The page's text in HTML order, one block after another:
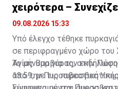
χειρότερα –
09.08.2026 15:33
Υπό έλεγχο τέθηκε
σε περιφραγμένο χώρο του
Αγίας Βαρβάρας, στην
από την Πυροσβεστική
Το μήνυμα για την
13:59, με τις